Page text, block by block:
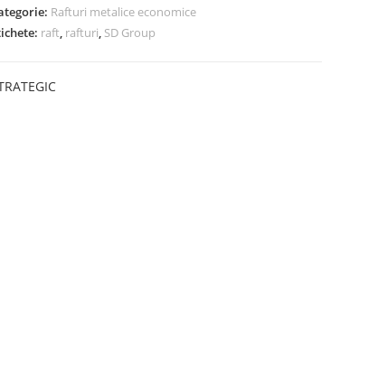
Rafturi metalice economice
raft, rafturi, SD Group